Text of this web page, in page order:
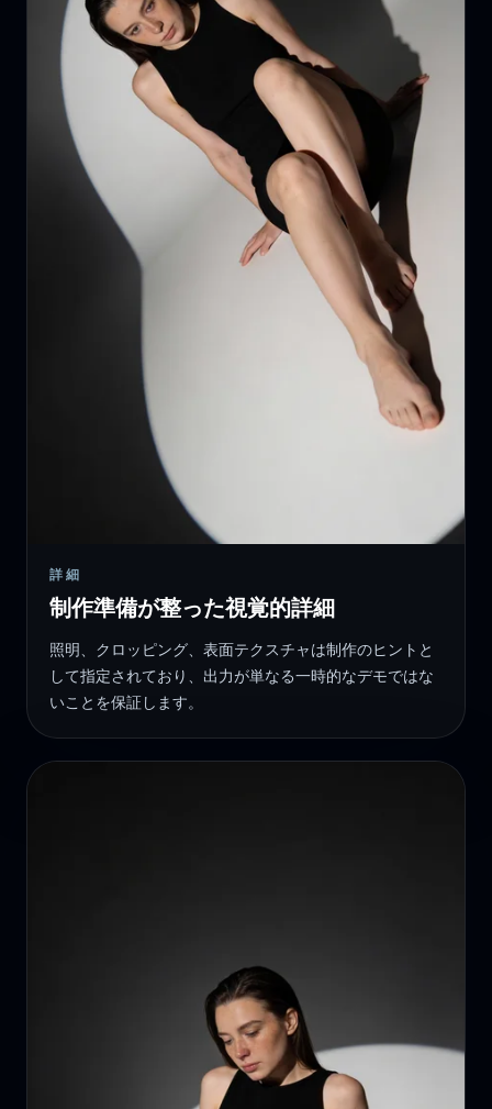
詳細
制作準備が整った視覚的詳細
照明、クロッピング、表面テクスチャは制作のヒントと
して指定されており、出力が単なる一時的なデモではな
いことを保証します。